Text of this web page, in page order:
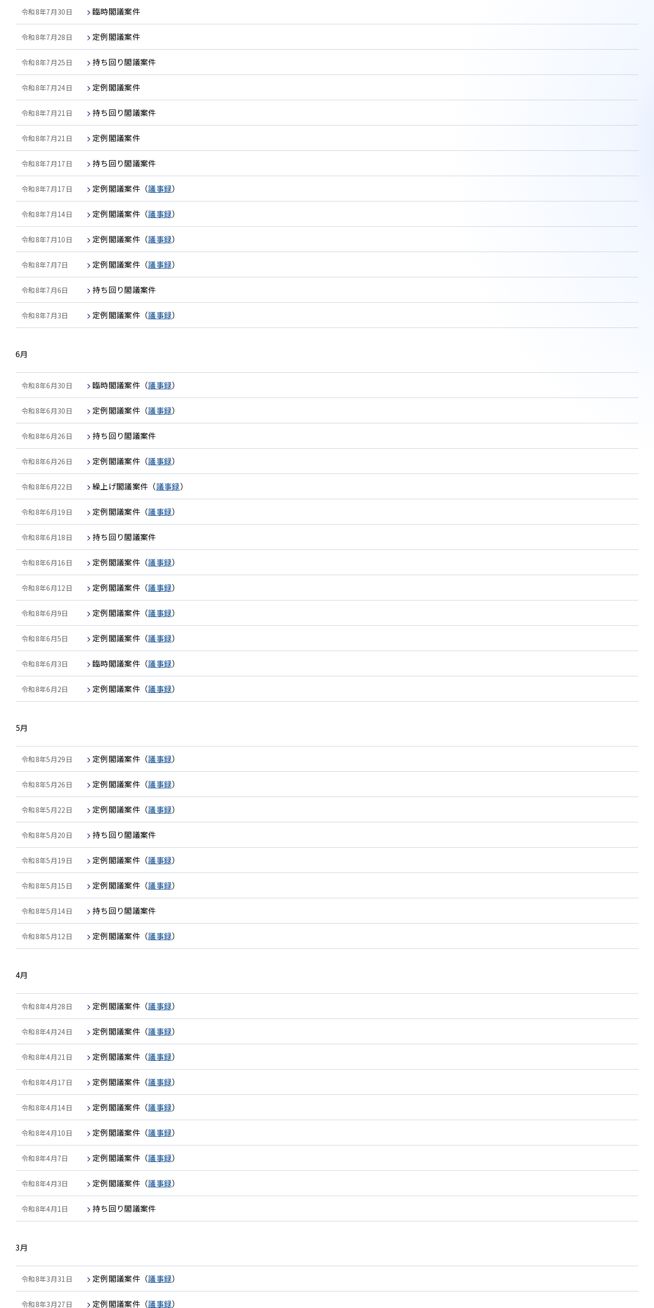
令和8年7月30日 臨時閣議案件
令和8年7月28日 定例閣議案件
令和8年7月25日 持ち回り閣議案件
令和8年7月24日 定例閣議案件
令和8年7月21日 持ち回り閣議案件
令和8年7月21日 定例閣議案件
令和8年7月17日 持ち回り閣議案件
令和8年7月17日 定例閣議案件（議事録）
令和8年7月14日 定例閣議案件（議事録）
令和8年7月10日 定例閣議案件（議事録）
令和8年7月7日 定例閣議案件（議事録）
令和8年7月6日 持ち回り閣議案件
令和8年7月3日 定例閣議案件（議事録）
6月
令和8年6月30日 臨時閣議案件（議事録）
令和8年6月30日 定例閣議案件（議事録）
令和8年6月26日 持ち回り閣議案件
令和8年6月26日 定例閣議案件（議事録）
令和8年6月22日 繰上げ閣議案件 （議事録）
令和8年6月19日 定例閣議案件（議事録）
令和8年6月18日 持ち回り閣議案件
令和8年6月16日 定例閣議案件（議事録）
令和8年6月12日 定例閣議案件（議事録）
令和8年6月9日 定例閣議案件（議事録）
令和8年6月5日 定例閣議案件（議事録）
令和8年6月3日 臨時閣議案件（議事録）
令和8年6月2日 定例閣議案件（議事録）
5月
令和8年5月29日 定例閣議案件（議事録）
令和8年5月26日 定例閣議案件（議事録）
令和8年5月22日 定例閣議案件（議事録）
令和8年5月20日 持ち回り閣議案件
令和8年5月19日 定例閣議案件（議事録）
令和8年5月15日 定例閣議案件（議事録）
令和8年5月14日 持ち回り閣議案件
令和8年5月12日 定例閣議案件（議事録）
4月
令和8年4月28日 定例閣議案件（議事録）
令和8年4月24日 定例閣議案件（議事録）
令和8年4月21日 定例閣議案件（議事録）
令和8年4月17日 定例閣議案件（議事録）
令和8年4月14日 定例閣議案件（議事録）
令和8年4月10日 定例閣議案件（議事録）
令和8年4月7日 定例閣議案件（議事録）
令和8年4月3日 定例閣議案件（議事録）
令和8年4月1日 持ち回り閣議案件
3月
令和8年3月31日 定例閣議案件（議事録）
令和8年3月27日 定例閣議案件（議事録）